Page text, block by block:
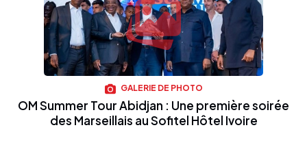
GALERIE DE PHOTO
OM Summer Tour Abidjan : Une première soirée
des Marseillais au Sofitel Hôtel Ivoire